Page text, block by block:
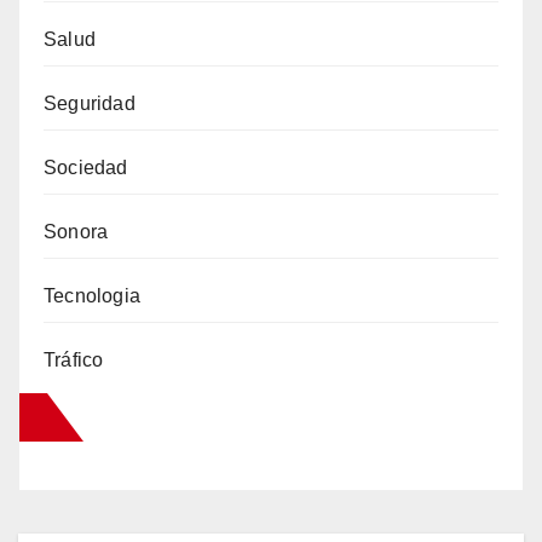
Salud
Seguridad
Sociedad
Sonora
Tecnologia
Tráfico